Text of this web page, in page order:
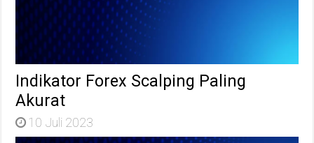
Indikator Forex Scalping Paling
Akurat
10 Juli 2023